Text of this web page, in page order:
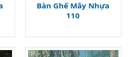
Bàn Ghế Mây Nhựa
110